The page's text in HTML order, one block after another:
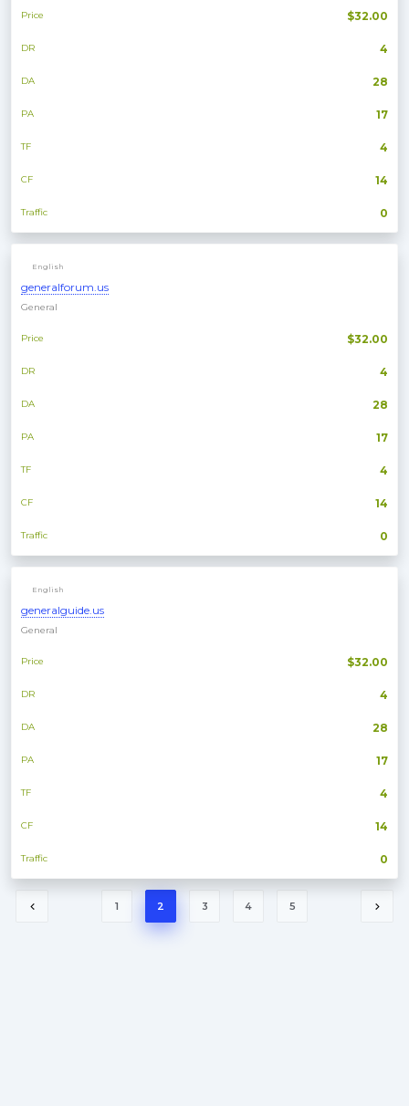
$32.00
Price
4
DR
28
DA
17
PA
4
TF
14
CF
0
Traffic
English
generalforum.us
General
$32.00
Price
4
DR
28
DA
17
PA
4
TF
14
CF
0
Traffic
English
generalguide.us
General
$32.00
Price
4
DR
28
DA
17
PA
4
TF
14
CF
0
Traffic
1 2 3 4 5